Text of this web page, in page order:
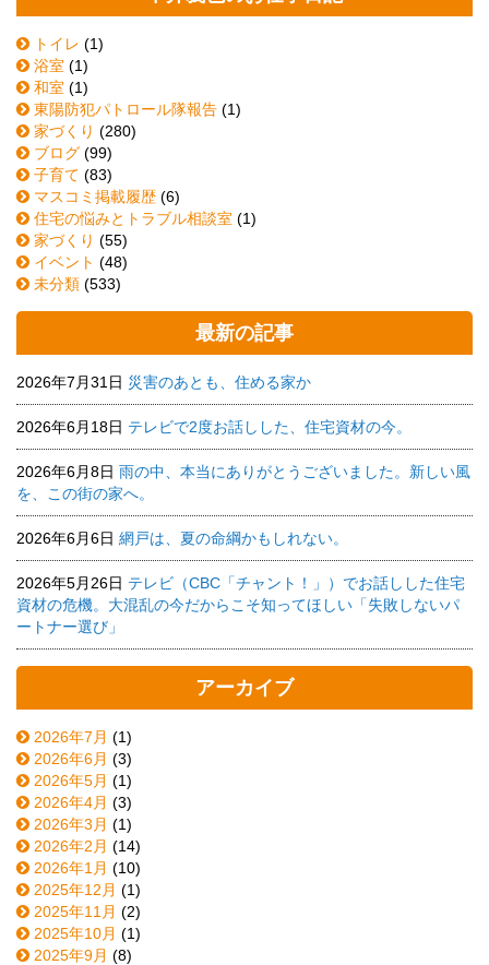
トイレ (1)
浴室 (1)
和室 (1)
東陽防犯パトロール隊報告 (1)
家づくり (280)
ブログ (99)
子育て (83)
マスコミ掲載履歴 (6)
住宅の悩みとトラブル相談室 (1)
家づくり (55)
イベント (48)
未分類 (533)
最新の記事
2026年7月31日 災害のあとも、住める家か
2026年6月18日 テレビで2度お話しした、住宅資材の今。
2026年6月8日 雨の中、本当にありがとうございました。新しい風
を、この街の家へ。
2026年6月6日 網戸は、夏の命綱かもしれない。
2026年5月26日 テレビ（CBC「チャント！」）でお話しした住宅
資材の危機。大混乱の今だからこそ知ってほしい「失敗しないパ
ートナー選び」
アーカイブ
2026年7月 (1)
2026年6月 (3)
2026年5月 (1)
2026年4月 (3)
2026年3月 (1)
2026年2月 (14)
2026年1月 (10)
2025年12月 (1)
2025年11月 (2)
2025年10月 (1)
2025年9月 (8)